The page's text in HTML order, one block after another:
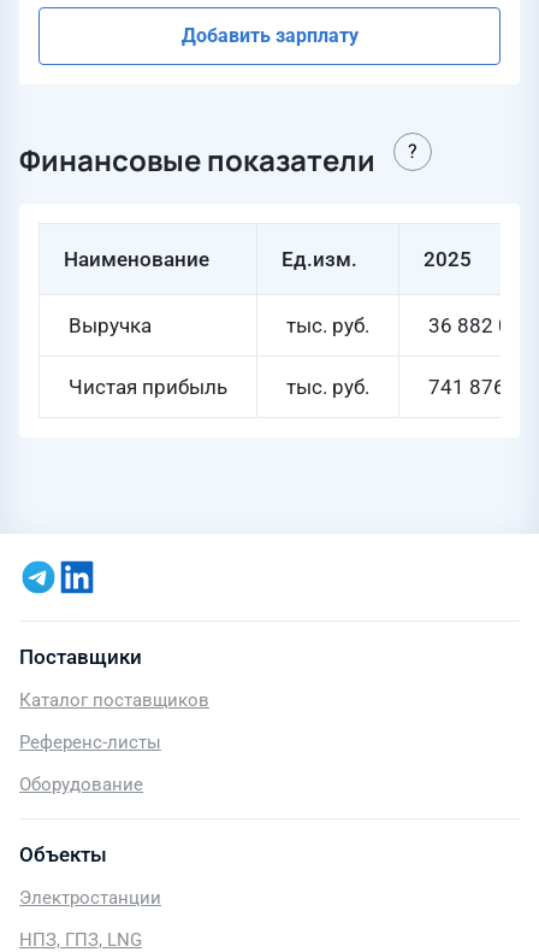
Добавить зарплату
Финансовые показатели
Наименование Ед.изм. 2025
Выручка тыс. руб. 36 882 074
Чистая прибыль тыс. руб. 741 876
Поставщики
Каталог поставщиков
Референс-листы
Оборудование
Объекты
Электростанции
НПЗ, ГПЗ, LNG